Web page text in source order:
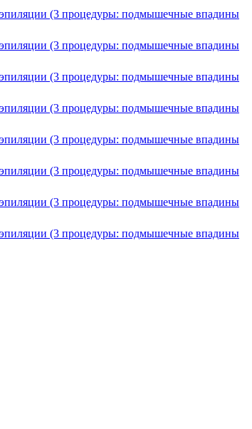
эпиляции (3 процедуры: подмышечные впадины
эпиляции (3 процедуры: подмышечные впадины
эпиляции (3 процедуры: подмышечные впадины
эпиляции (3 процедуры: подмышечные впадины
эпиляции (3 процедуры: подмышечные впадины
эпиляции (3 процедуры: подмышечные впадины
эпиляции (3 процедуры: подмышечные впадины
эпиляции (3 процедуры: подмышечные впадины